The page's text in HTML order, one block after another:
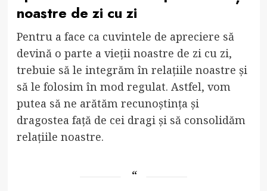
noastre de zi cu zi
Pentru a face ca cuvintele de apreciere să
devină o parte a vieții noastre de zi cu zi,
trebuie să le integrăm în relațiile noastre și
să le folosim în mod regulat. Astfel, vom
putea să ne arătăm recunoștința și
dragostea față de cei dragi și să consolidăm
relațiile noastre.